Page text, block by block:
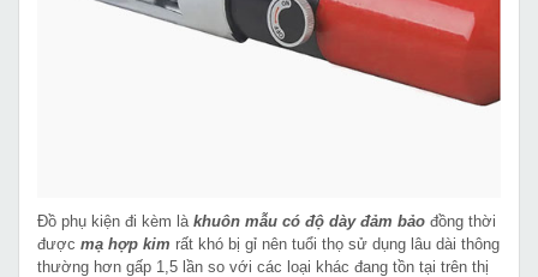
Đồ phụ kiện đi kèm là khuôn mẫu có độ dày đảm bảo đồng thời
được mạ hợp kim rất khó bị gỉ nên tuổi thọ sử dụng lâu dài thông
thường hơn gấp 1,5 lần so với các loại khác đang tồn tại trên thị